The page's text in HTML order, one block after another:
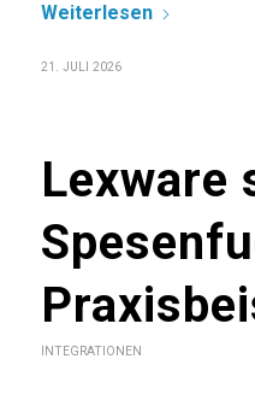
Weiterlesen
21. JULI 2026
Lexware
INTEGRATIONEN